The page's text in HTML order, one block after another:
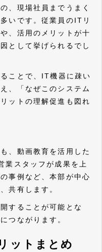
、現場社員までうまく
いです。従業員のITリ
、活用のメリットが十
として挙げられるでし
ことで、IT機器に疎い
、「なぜこのシステム
ットの理解促進も図れ
、動画教育を活用した
業スタッフが成果を上
事例など、本部が中心
共有します。
することが可能とな
つながります。
ットまとめ